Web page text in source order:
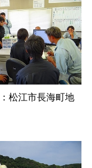
松江市長海町地